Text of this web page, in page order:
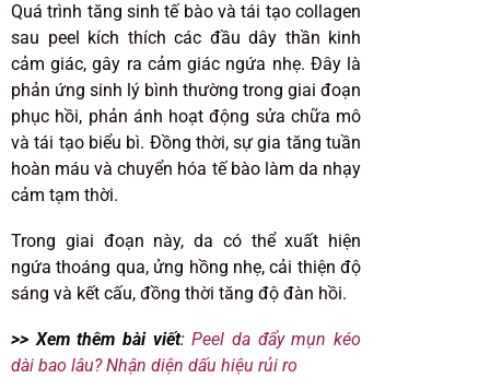
Quá trình tăng sinh tế bào và tái tạo collagen
sau peel kích thích các đầu dây thần kinh
cảm giác, gây ra cảm giác ngứa nhẹ. Đây là
phản ứng sinh lý bình thường trong giai đoạn
phục hồi, phản ánh hoạt động sửa chữa mô
và tái tạo biểu bì. Đồng thời, sự gia tăng tuần
hoàn máu và chuyển hóa tế bào làm da nhạy
cảm tạm thời.
Trong giai đoạn này, da có thể xuất hiện
ngứa thoáng qua, ửng hồng nhẹ, cải thiện độ
sáng và kết cấu, đồng thời tăng độ đàn hồi.
>> Xem thêm bài viết:Peel da đẩy mụn kéo
dài bao lâu? Nhận diện dấu hiệu rủi ro